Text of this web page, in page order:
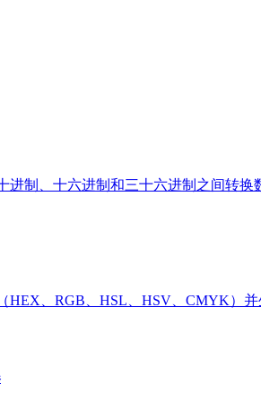
进制、十六进制和三十六进制之间转换
HEX、RGB、HSL、HSV、CMYK）并